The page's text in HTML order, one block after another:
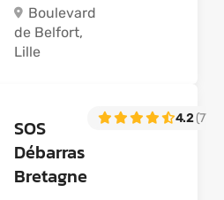
Boulevard
de Belfort,
Lille
SOS
Débarras
Bretagne
4.2(77)